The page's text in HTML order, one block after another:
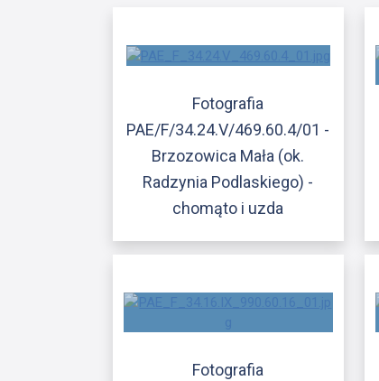
Fotografia
PAE/F/34.24.V/469.60.4/01 -
Brzozowica Mała (ok.
Radzynia Podlaskiego) -
chomąto i uzda
Fotografia